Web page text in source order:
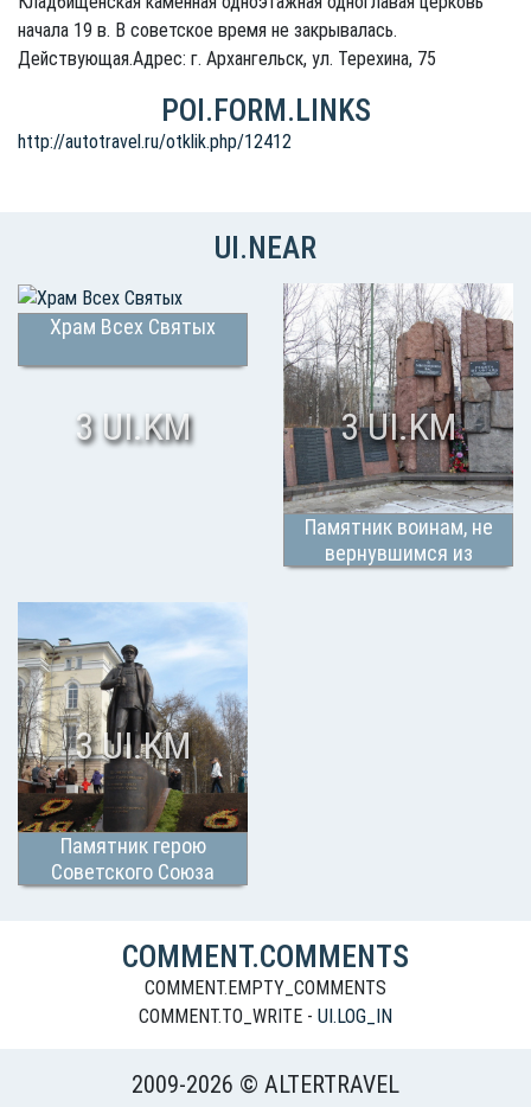
начала 19 в. В советское время не закрывалась.
Действующая.Адрес: г. Архангельск, ул. Терехина, 75
POI.FORM.LINKS
http://autotravel.ru/otklik.php/12412
UI.NEAR
Храм Всех Святых
3 UI.KM
Памятник воинам, не
вернувшимся из
3 UI.KM
Памятник герою
Советского Союза
3 UI.KM
COMMENT.COMMENTS
COMMENT.EMPTY_COMMENTS
COMMENT.TO_WRITE - UI.LOG_IN
2009-2026 © ALTERTRAVEL